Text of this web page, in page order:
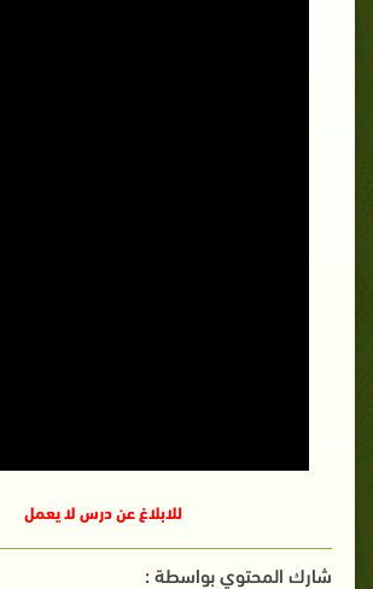
للابلاغ عن درس لا يعمل
شارك المحتوي بواسطة :